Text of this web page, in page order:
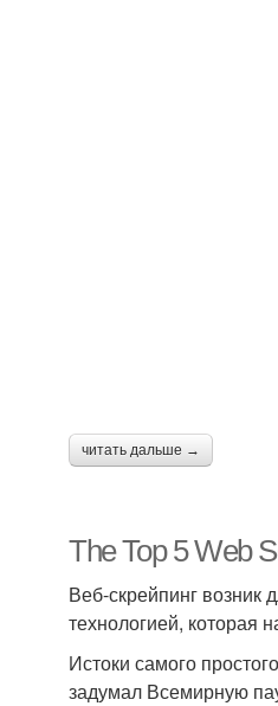
читать дальше →
The Top 5 Web
Веб-скрейпинг возник
технологией, которая
Истоки самого
задумал Всемирную